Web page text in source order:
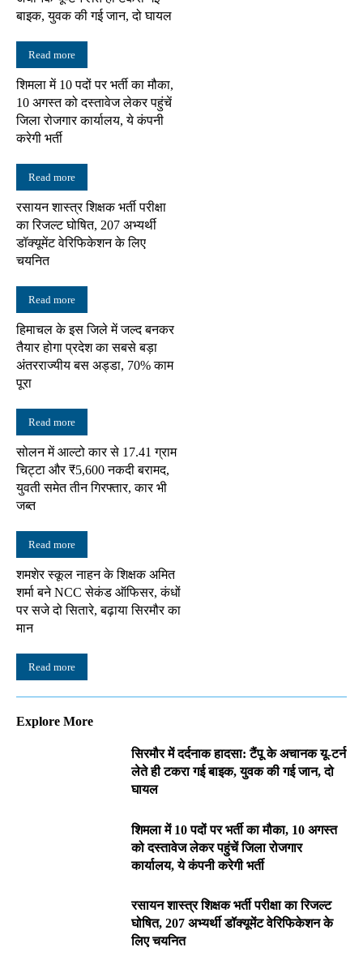
बाइक, युवक की गई जान, दो घायल
Read more
शिमला में 10 पदों पर भर्ती का मौका,
10 अगस्त को दस्तावेज लेकर पहुंचें
जिला रोजगार कार्यालय, ये कंपनी
करेगी भर्ती
Read more
रसायन शास्त्र शिक्षक भर्ती परीक्षा
का रिजल्ट घोषित, 207 अभ्यर्थी
डॉक्यूमेंट वेरिफिकेशन के लिए
चयनित
Read more
हिमाचल के इस जिले में जल्द बनकर
तैयार होगा प्रदेश का सबसे बड़ा
अंतरराज्यीय बस अड्डा, 70% काम
पूरा
Read more
सोलन में आल्टो कार से 17.41 ग्राम
चिट्टा और ₹5,600 नकदी बरामद,
युवती समेत तीन गिरफ्तार, कार भी
जब्त
Read more
शमशेर स्कूल नाहन के शिक्षक अमित
शर्मा बने NCC सेकंड ऑफिसर, कंधों
पर सजे दो सितारे, बढ़ाया सिरमौर का
मान
Read more
Explore More
सिरमौर में दर्दनाक हादसा: टैंपू के अचानक यू-टर्न
लेते ही टकरा गई बाइक, युवक की गई जान, दो
घायल
शिमला में 10 पदों पर भर्ती का मौका, 10 अगस्त
को दस्तावेज लेकर पहुंचें जिला रोजगार
कार्यालय, ये कंपनी करेगी भर्ती
रसायन शास्त्र शिक्षक भर्ती परीक्षा का रिजल्ट
घोषित, 207 अभ्यर्थी डॉक्यूमेंट वेरिफिकेशन के
लिए चयनित